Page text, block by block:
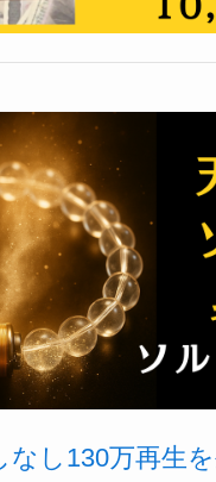
なし130万再生